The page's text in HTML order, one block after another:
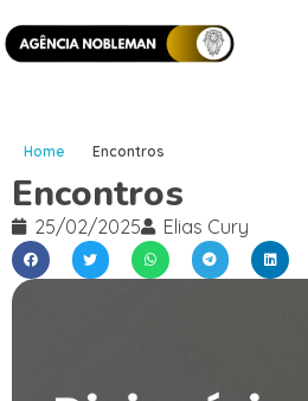
Home Encontros
Encontros
25/02/2025 Elias Cury